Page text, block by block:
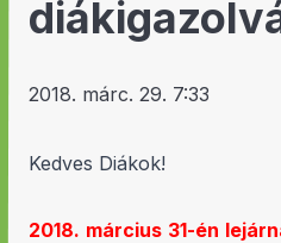
2018. márc. 29. 7:33
Kedves Diákok!
2018. március 31-én